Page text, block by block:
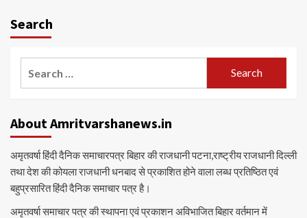
Search
About Amritvarshanews.in
अमृतवर्षा हिंदी दैनिक समाचारपत्र बिहार की राजधानी पटना,राष्ट्रीय राजधानी दिल्ली
तथा देश की कोयला राजधानी धनबाद से प्रकाशित होने वाला लब्ध प्रतिष्ठित एवं
बहुप्रसारित हिंदी दैनिक समाचार पत्र है।
अमृतवर्षा समाचार पत्र की स्थापना एवं प्रकाशन अविभाजित बिहार वर्तमान में